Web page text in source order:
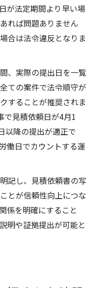
が法定期間より早い場
れば問題ありません
合は法令違反となりま
、実際の提出日を一覧
ての案件で法令順守が
することが推奨されま
で見積依頼日が4月1
以降の提出が適正で
働日でカウントする運
記し、見積依頼書の写
とが信頼性向上につな
係を明確にすること
明や証拠提出が可能と